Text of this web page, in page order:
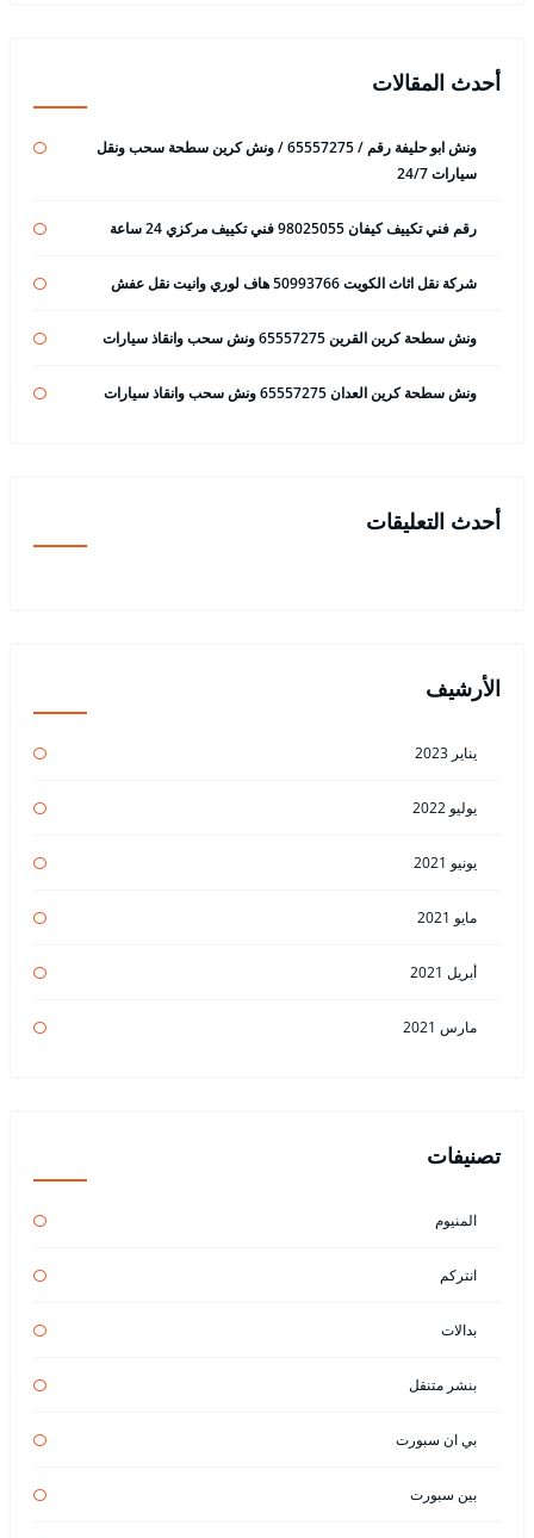
أحدث المقالات
ونش ابو حليفة رقم / 65557275 / ونش كرين سطحة سحب ونقل
سيارات 24/7
رقم فني تكييف كيفان 98025055 فني تكييف مركزي 24 ساعة
شركة نقل اثاث الكويت 50993766 هاف لوري وانيت نقل عفش
ونش سطحة كرين القرين 65557275 ونش سحب وانقاذ سيارات
ونش سطحة كرين العدان 65557275 ونش سحب وانقاذ سيارات
أحدث التعليقات
الأرشيف
يناير 2023
يوليو 2022
يونيو 2021
مايو 2021
أبريل 2021
مارس 2021
تصنيفات
المنيوم
انتركم
بدالات
بنشر متنقل
بي ان سبورت
بين سبورت